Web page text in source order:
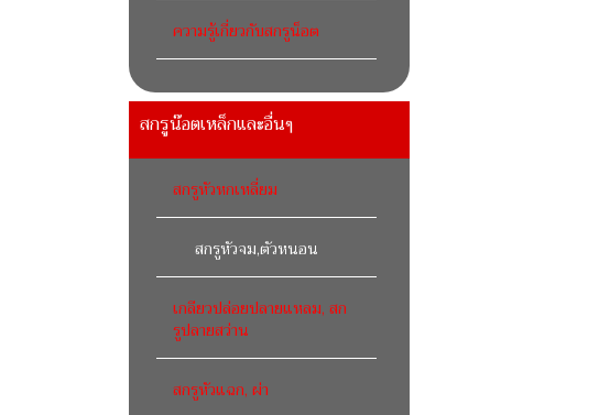
ความรู้เกี่ยวกับสกรูน็อต
สกรูน๊อตเหล็กและอื่นๆ
สกรูหัวหกเหลี่ยม
สกรูหัวจม,ตัวหนอน
เกลียวปล่อยปลายแหลม, สก
รูปลายสว่าน
สกรูหัวแฉก, ผ่า